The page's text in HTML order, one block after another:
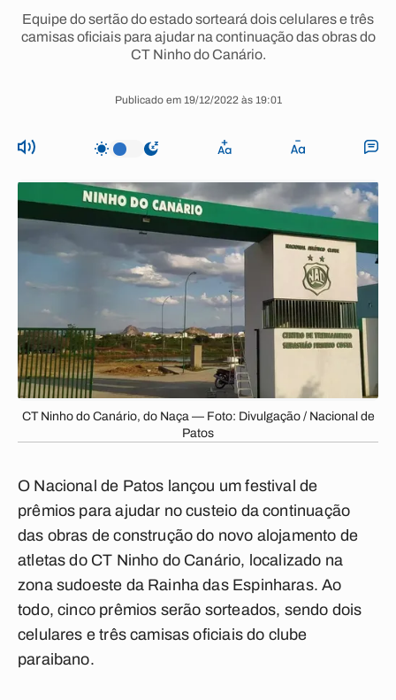
Equipe do sertão do estado sorteará dois celulares e três
camisas oficiais para ajudar na continuação das obras do
CT Ninho do Canário.
Publicado em 19/12/2022 às 19:01
CT Ninho do Canário, do Naça — Foto: Divulgação / Nacional de
Patos
O Nacional de Patos lançou um festival de
prêmios para ajudar no custeio da continuação
das obras de construção do novo alojamento de
atletas do CT Ninho do Canário, localizado na
zona sudoeste da Rainha das Espinharas. Ao
todo, cinco prêmios serão sorteados, sendo dois
celulares e três camisas oficiais do clube
paraibano.